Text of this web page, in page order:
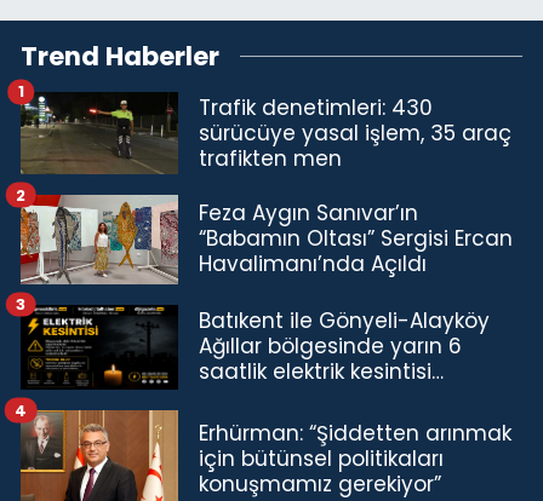
Trend Haberler
Trafik denetimleri: 430
sürücüye yasal işlem, 35 araç
trafikten men
1
Feza Aygın Sanıvar’ın
“Babamın Oltası” Sergisi Ercan
Havalimanı’nda Açıldı
2
Batıkent ile Gönyeli-Alayköy
Ağıllar bölgesinde yarın 6
saatlik elektrik kesintisi…
3
Erhürman: “Şiddetten arınmak
için bütünsel politikaları
konuşmamız gerekiyor”
4